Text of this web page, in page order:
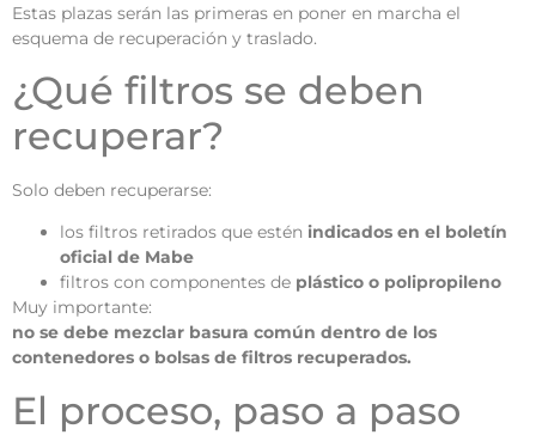
Estas plazas serán las primeras en poner en marcha el
esquema de recuperación y traslado.
¿Qué filtros se deben
recuperar?
Solo deben recuperarse:
los filtros retirados que estén indicados en el boletín
oficial de Mabe
filtros con componentes de plástico o polipropileno
Muy importante:
no se debe mezclar basura común dentro de los
contenedores o bolsas de filtros recuperados.
El proceso, paso a paso